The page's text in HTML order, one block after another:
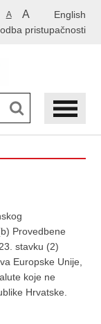
English
A A
pristupačnosti
Provedbene
stavku (2)
Europske Unije,
koje ne
Hrvatske.